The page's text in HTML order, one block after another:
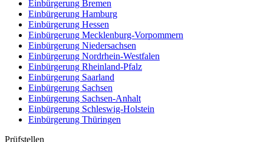
Einbürgerung Bremen
Einbürgerung Hamburg
Einbürgerung Hessen
Einbürgerung Mecklenburg-Vorpommern
Einbürgerung Niedersachsen
Einbürgerung Nordrhein-Westfalen
Einbürgerung Rheinland-Pfalz
Einbürgerung Saarland
Einbürgerung Sachsen
Einbürgerung Sachsen-Anhalt
Einbürgerung Schleswig-Holstein
Einbürgerung Thüringen
Prüfstellen